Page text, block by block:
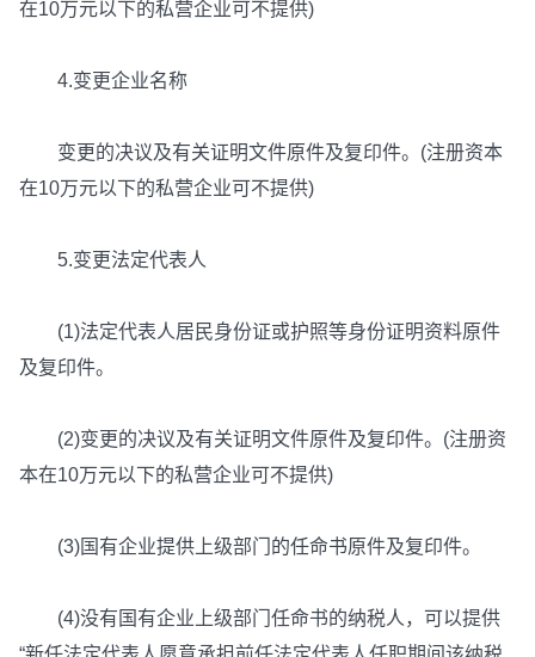
在10万元以下的私营企业可不提供)
4.变更企业名称
变更的决议及有关证明文件原件及复印件。(注册资本
在10万元以下的私营企业可不提供)
5.变更法定代表人
(1)法定代表人居民身份证或护照等身份证明资料原件
及复印件。
(2)变更的决议及有关证明文件原件及复印件。(注册资
本在10万元以下的私营企业可不提供)
(3)国有企业提供上级部门的任命书原件及复印件。
(4)没有国有企业上级部门任命书的纳税人，可以提供